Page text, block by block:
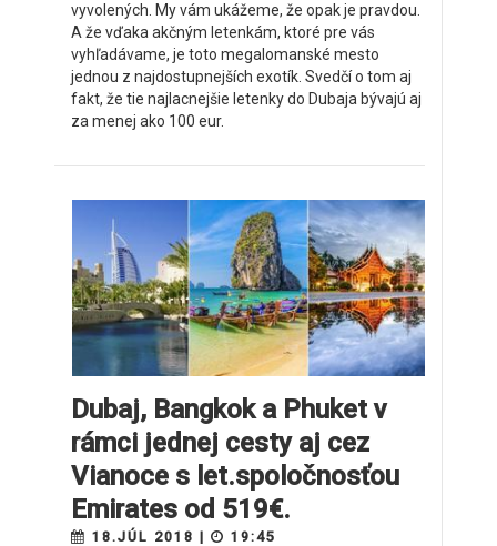
vyvolených. My vám ukážeme, že opak je pravdou.
A že vďaka akčným letenkám, ktoré pre vás
vyhľadávame, je toto megalomanské mesto
jednou z najdostupnejších exotík. Svedčí o tom aj
fakt, že tie najlacnejšie letenky do Dubaja bývajú aj
za menej ako 100 eur.
Dubaj, Bangkok a Phuket v
rámci jednej cesty aj cez
Vianoce s let.spoločnosťou
Emirates od 519€.
18.JÚL 2018 |
19:45